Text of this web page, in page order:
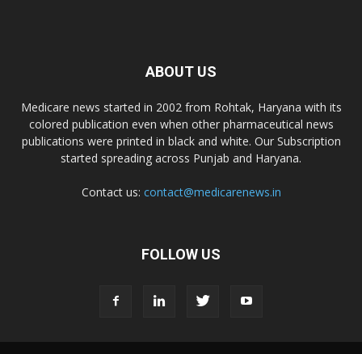
ABOUT US
Medicare news started in 2002 from Rohtak, Haryana with its
colored publication even when other pharmaceutical news
publications were printed in black and white. Our Subscription
started spreading across Punjab and Haryana.
Contact us: contact@medicarenews.in
FOLLOW US